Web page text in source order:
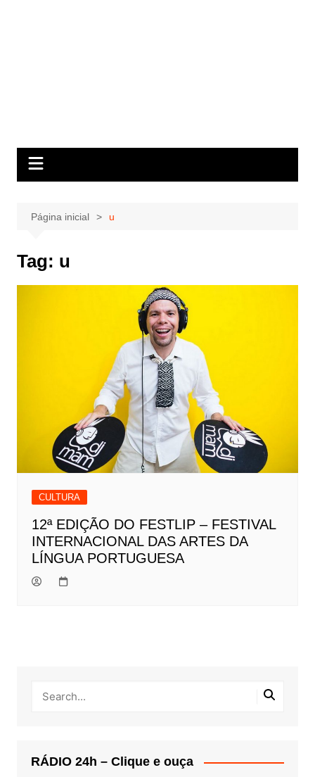
Página inicial u
Tag: u
CULTURA
12ª EDIÇÃO DO FESTLIP – FESTIVAL
INTERNACIONAL DAS ARTES DA
LÍNGUA PORTUGUESA
RÁDIO 24h – Clique e ouça